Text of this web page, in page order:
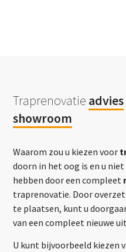
Traprenovatie advies
showroom
Waarom zou u kiezen voor
doorn in het oog is en u
hebben door een compleet
traprenovatie. Door
te plaatsen, kunt u
van een compleet nieuwe
U kunt bijvoorbeeld kiezen